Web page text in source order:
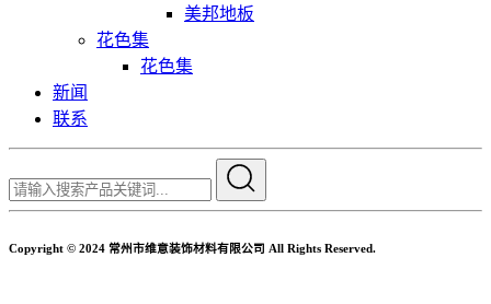
美邦地板
花色集
花色集
新闻
联系
Copyright © 2024 常州市维意装饰材料有限公司 All Rights Reserved.